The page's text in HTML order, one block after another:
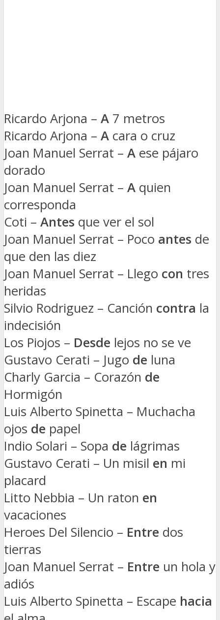
Ricardo Arjona – A 7 metros
Ricardo Arjona – A cara o cruz
Joan Manuel Serrat – A ese pájaro
dorado
Joan Manuel Serrat – A quien
corresponda
Coti – Antes que ver el sol
Joan Manuel Serrat – Poco antes de
que den las diez
Joan Manuel Serrat – Llego con tres
heridas
Silvio Rodriguez – Canción contra la
indecisión
Los Piojos – Desde lejos no se ve
Gustavo Cerati – Jugo de luna
Charly Garcia – Corazón de
Hormigón
Luis Alberto Spinetta – Muchacha
ojos de papel
Indio Solari – Sopa de lágrimas
Gustavo Cerati – Un misil en mi
placard
Litto Nebbia – Un raton en
vacaciones
Heroes Del Silencio – Entre dos
tierras
Joan Manuel Serrat – Entre un hola y
adiós
Luis Alberto Spinetta – Escape hacia